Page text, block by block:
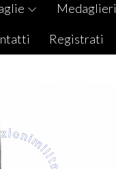
Medaglieri
Registrati